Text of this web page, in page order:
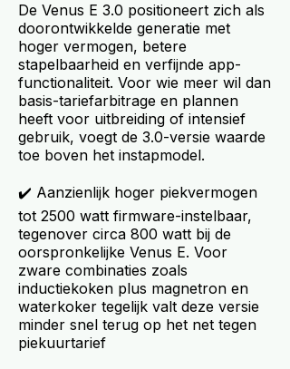
De Venus E 3.0 positioneert zich als
doorontwikkelde generatie met
hoger vermogen, betere
stapelbaarheid en verfijnde app-
functionaliteit. Voor wie meer wil dan
basis-tariefarbitrage en plannen
heeft voor uitbreiding of intensief
gebruik, voegt de 3.0-versie waarde
toe boven het instapmodel.
✔️ Aanzienlijk hoger piekvermogen
tot 2500 watt firmware-instelbaar,
tegenover circa 800 watt bij de
oorspronkelijke Venus E. Voor
zware combinaties zoals
inductiekoken plus magnetron en
waterkoker tegelijk valt deze versie
minder snel terug op het net tegen
piekuurtarief